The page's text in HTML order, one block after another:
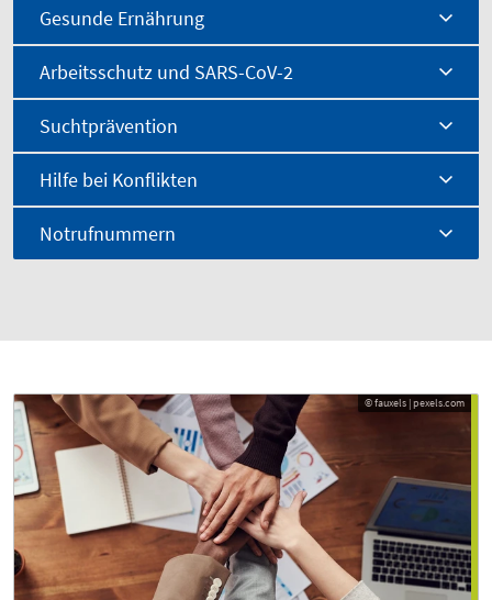
Gesunde Ernährung
Arbeitsschutz und SARS-CoV-2
Suchtprävention
Hilfe bei Konflikten
Notrufnummern
© fauxels | pexels.com
© fauxels | pexels.com